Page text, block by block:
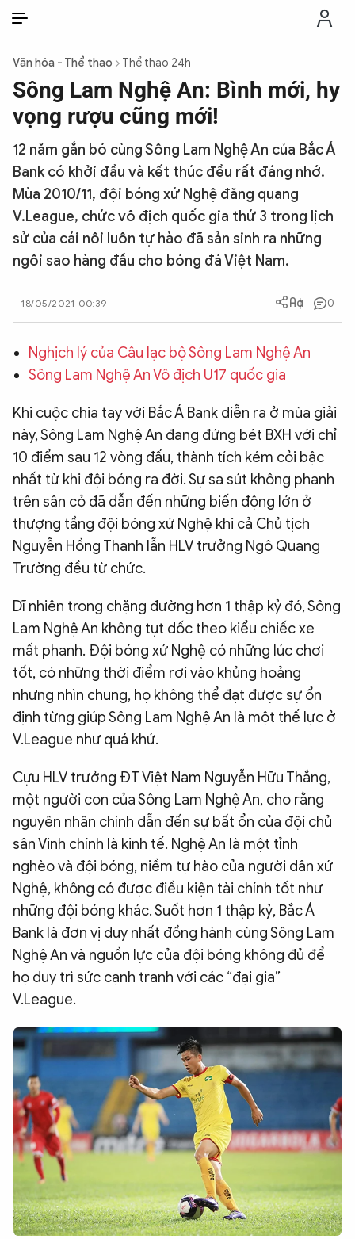
THỜI SỰ
CHỐNG DIỄN BIẾN HÒA BÌNH
CÔNG AN TRONG LÒNG DÂN
XÃ HỘI
CÔNG NGHỆ
QUỐC TẾ
VĂN HÓA - THỂ THAO
BẠN ĐỌC & CAND
ĐA PHƯƠNG TIỆN
eMagazine
Podcast
Video
Infographic
Chuyên trang An ninh thế giới
Văn nghệ Công an
Chuyên đề
Văn hóa - Thể thao Thể thao 24h
Sông Lam Nghệ An: Bình mới, hy
vọng rượu cũng mới!
12 năm gắn bó cùng Sông Lam Nghệ An của Bắc Á
Bank có khởi đầu và kết thúc đều rất đáng nhớ.
Mùa 2010/11, đội bóng xứ Nghệ đăng quang
V.League, chức vô địch quốc gia thứ 3 trong lịch
sử của cái nôi luôn tự hào đã sản sinh ra những
ngôi sao hàng đầu cho bóng đá Việt Nam.
18/05/2021 00:39 0
Nghịch lý của Câu lạc bộ Sông Lam Nghệ An
Sông Lam Nghệ An Vô địch U17 quốc gia
Khi cuộc chia tay với Bắc Á Bank diễn ra ở mùa giải
này, Sông Lam Nghệ An đang đứng bét BXH với chỉ
10 điểm sau 12 vòng đấu, thành tích kém cỏi bậc
nhất từ khi đội bóng ra đời. Sự sa sút không phanh
trên sân cỏ đã dẫn đến những biến động lớn ở
thượng tầng đội bóng xứ Nghệ khi cả Chủ tịch
Nguyễn Hồng Thanh lẫn HLV trưởng Ngô Quang
Trường đều từ chức.
Dĩ nhiên trong chặng đường hơn 1 thập kỷ đó, Sông
Lam Nghệ An không tụt dốc theo kiểu chiếc xe
mất phanh. Đội bóng xứ Nghệ có những lúc chơi
tốt, có những thời điểm rơi vào khủng hoảng
nhưng nhìn chung, họ không thể đạt được sự ổn
định từng giúp Sông Lam Nghệ An là một thế lực ở
V.League như quá khứ.
Cựu HLV trưởng ĐT Việt Nam Nguyễn Hữu Thắng,
một người con của Sông Lam Nghệ An, cho rằng
nguyên nhân chính dẫn đến sự bất ổn của đội chủ
sân Vinh chính là kinh tế. Nghệ An là một tỉnh
nghèo và đội bóng, niềm tự hào của người dân xứ
Nghệ, không có được điều kiện tài chính tốt như
những đội bóng khác. Suốt hơn 1 thập kỷ, Bắc Á
Bank là đơn vị duy nhất đồng hành cùng Sông Lam
Nghệ An và nguồn lực của đội bóng không đủ để
họ duy trì sức cạnh tranh với các “đại gia”
V.League.